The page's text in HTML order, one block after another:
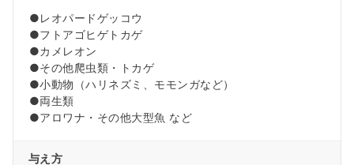
●レオパードゲッコウ
●フトアゴヒゲトカゲ
●カメレオン
●その他爬虫類・トカゲ
●小動物（ハリネズミ、モモンガなど）
●両生類
●アロワナ・その他大型魚 など
与え方